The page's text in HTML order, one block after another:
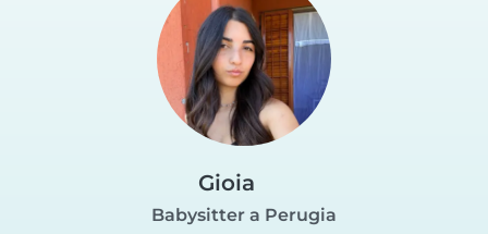
Gioia
Babysitter a Perugia